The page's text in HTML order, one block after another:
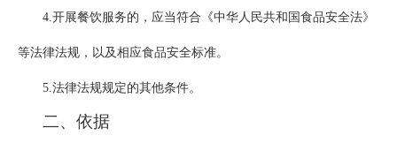
4.开展餐饮服务的，应当符合《中华人民共和国食品安全法》
等法律法规，以及相应食品安全标准。
5.法律法规规定的其他条件。
二、依据